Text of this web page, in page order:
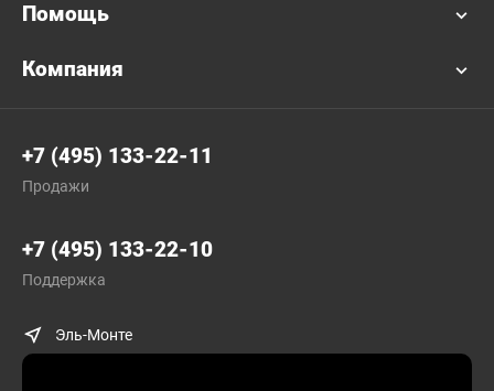
Помощь
Компания
+7 (495) 133-22-11
Продажи
+7 (495) 133-22-10
Поддержка
Эль-Монте